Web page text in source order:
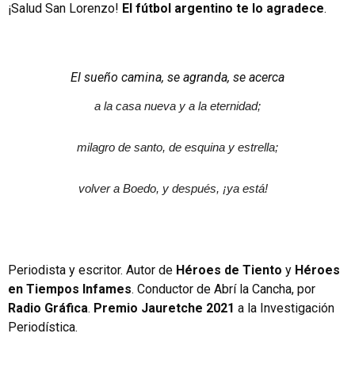
¡Salud San Lorenzo! El fútbol argentino te lo agradece.
El sueño camina, se agranda, se acerca
a la casa nueva y a la eternidad;
milagro de santo, de esquina y estrella;
volver a Boedo, y después, ¡ya está!
Periodista y escritor. Autor de Héroes de Tiento y Héroes
en Tiempos Infames. Conductor de Abrí la Cancha, por
Radio Gráfica. Premio Jauretche 2021 a la Investigación
Periodística.